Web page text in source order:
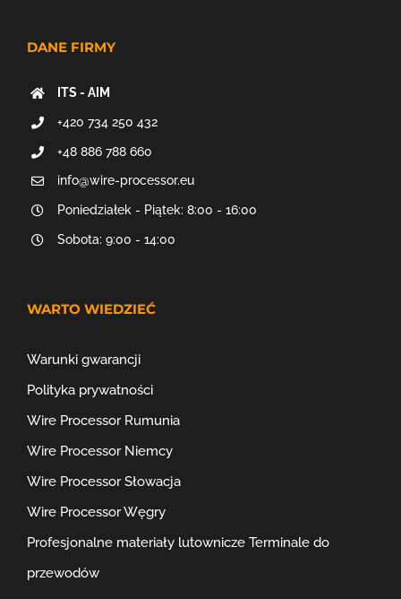
DANE FIRMY
ITS - AIM
+420 734 250 432
+48 886 788 660
info@wire-processor.eu
Poniedziałek - Piątek: 8:00 - 16:00
Sobota: 9:00 - 14:00
WARTO WIEDZIEĆ
Warunki gwarancji
Polityka prywatności
Wire Processor Rumunia
Wire Processor Niemcy
Wire Processor Słowacja
Wire Processor Węgry
Profesjonalne materiały lutownicze Terminale do
przewodów